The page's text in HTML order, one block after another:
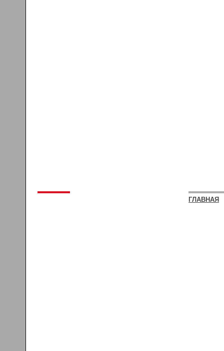
ГЛАВНАЯ